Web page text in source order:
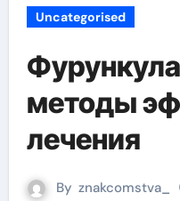
Uncategorised
методы
лечения
By znakcomstva_